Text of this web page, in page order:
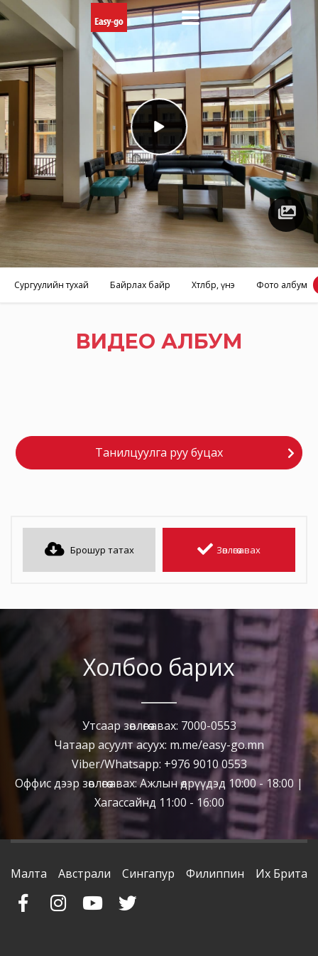
Фото
албум
Сургуулийн тухай Байрлах байр Хөтөлбөр, үнэ Фото албум
ВИДЕО АЛБУМ
Танилцуулга руу буцах
Брошур татах Зөвлөгөө авах
Холбоо барих
Утсаар зөвлөгөө авах: 7000-0553
Чатаар асуулт асуух: m.me/easy-go.mn
Viber/Whatsapp: +976 9010 0553
Оффис дээр зөвлөгөө авах: Ажлын өдрүүдэд 10:00 - 18:00 |
Хагассайнд 11:00 - 16:00
Малта Австрали Сингапур Филиппин Их